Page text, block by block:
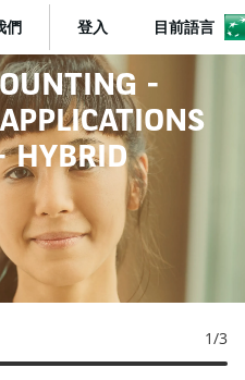
們 登入 目前語言
-
HYBRID
1/3